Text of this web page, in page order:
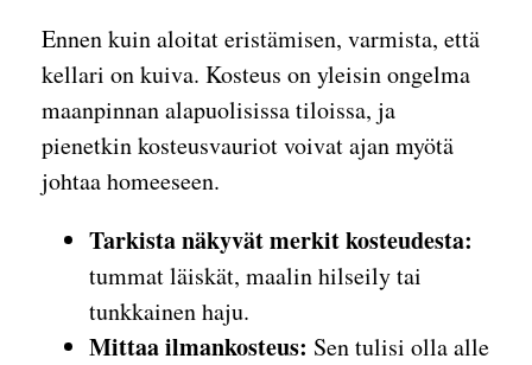
Ennen kuin aloitat eristämisen, varmista, että
kellari on kuiva. Kosteus on yleisin ongelma
maanpinnan alapuolisissa tiloissa, ja
pienetkin kosteusvauriot voivat ajan myötä
johtaa homeeseen.
Tarkista näkyvät merkit kosteudesta:
tummat läiskät, maalin hilseily tai
tunkkainen haju.
Mittaa ilmankosteus: Sen tulisi olla alle